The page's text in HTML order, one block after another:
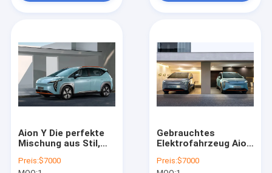
Aion Y Die perfekte
Mischung aus Stil,
Technologie in einem
Preis:$7000
Gebrauchtes
Elektrofahrzeug Aion
Energiefahrzeug
Preis:$7000